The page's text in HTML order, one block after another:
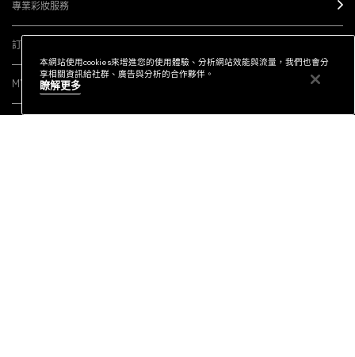
專業彩妝服務
訂閱電子報
MY M·A·C / 登入
本網站使用cookies來增進您的使用體驗、分析網站效能與流量，我們也會分
享相關資訊給社群、廣告與分析的合作夥伴。
瞭解更多